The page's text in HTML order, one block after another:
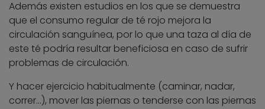
Además existen estudios en los que se demuestra
que el consumo regular de té rojo mejora la
circulación sanguínea, por lo que una taza al día de
este té podría resultar beneficiosa en caso de sufrir
problemas de circulación.
Y hacer ejercicio habitualmente (caminar, nadar,
correr…), mover las piernas o tenderse con las piernas